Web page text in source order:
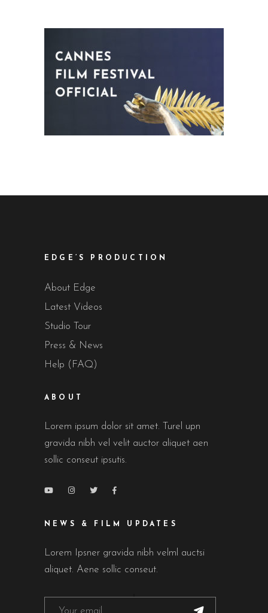
EDGE’S PRODUCTION
About Edge
Latest Videos
Studio Tour
Press & News
Help (FAQ)
ABOUT
Lorem ipsum dolor sit amet. Turel upn
gravida nibh vel velit auctor aliquet aen
sollic conseut ipsutis.
NEWS & FILM UPDATES
Lorem Ipsner gravida nibh velml auctsi
aliquet. Aene sollic conseut.